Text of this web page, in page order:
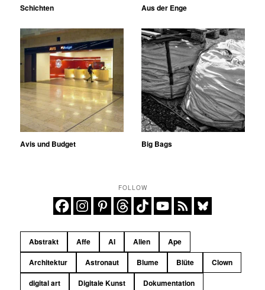
Schichten Aus der Enge
Avis und Budget Big Bags
FOLLOW
Abstrakt Affe AI Alien
Ape
Architektur
Astronaut Blume Blüte
Clown
digital art
Digitale Kunst
Dokumentation